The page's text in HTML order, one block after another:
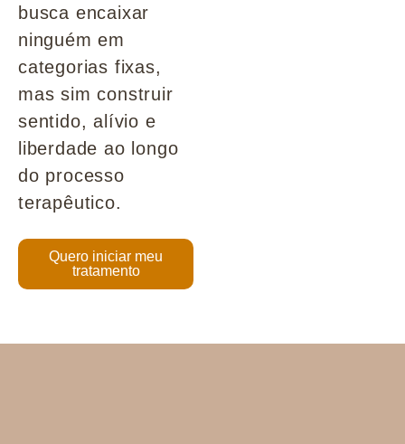
busca encaixar
ninguém em
categorias fixas,
mas sim construir
sentido, alívio e
liberdade ao longo
do processo
terapêutico.
Quero iniciar meu
tratamento